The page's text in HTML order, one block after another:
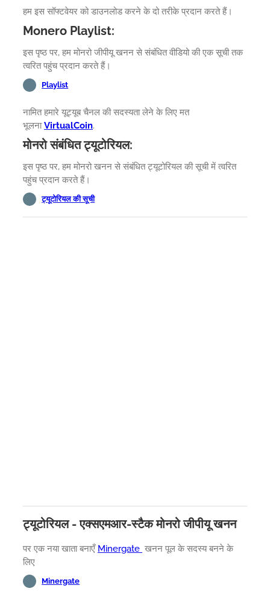
हम इस सॉफ्टवेयर को डाउनलोड करने के दो तरीके प्रदान करते हैं।
Monero Playlist:
इस पृष्ठ पर, हम मोनरो जीपीयू खनन से संबंधित वीडियो की एक सूची तक
त्वरित पहुंच प्रदान करते हैं।
Playlist
नामित हमारे यूट्यूब चैनल की सदस्यता लेने के लिए मत
भूलनाVirtualCoin.
मोनरो संबंधित ट्यूटोरियल:
इस पृष्ठ पर, हम मोनरो खनन से संबंधित ट्यूटोरियल की सूची में त्वरित
पहुंच प्रदान करते हैं।
ट्यूटोरियल की सूची
ट्यूटोरियल - एक्सएमआर-स्टैक मोनरो जीपीयू खनन
पर एक नया खाता बनाएँ Minergate खनन पूल के सदस्य बनने के
लिए
Minergate